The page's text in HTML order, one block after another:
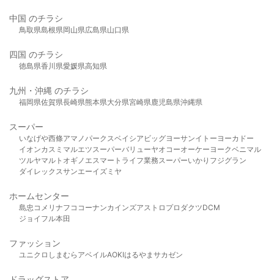
中国 のチラシ
鳥取県島根県岡山県広島県山口県
四国 のチラシ
徳島県香川県愛媛県高知県
九州・沖縄 のチラシ
福岡県佐賀県長崎県熊本県大分県宮崎県鹿児島県沖縄県
スーパー
いなげや西條アマノパークスベイシア ビッグヨーサンイトーヨーカドー
イオンカスミ マルエツスーパーバリューヤオコーオーケー ヨークベニマル
ツルヤマルト オギノ エスマート ライフ業務スーパーいかり フジグラン
ダイレックスサンエーイズミヤ
ホームセンター
島忠 コメリ ナフコ コーナンカインズアストロプロダクツDCM
ジョイフル本田
ファッション
ユニクロ しまむら アベイルAOKIはるやま サカゼン